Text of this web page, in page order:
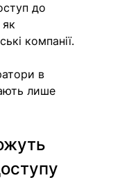
до
компанії.
в
лише